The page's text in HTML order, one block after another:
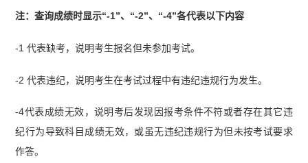
注：查询成绩时显示“-1”、“-2”、“-4”各代表以下内容
-1 代表缺考，说明考生报名但未参加考试。
-2 代表违纪，说明考生在考试过程中有违纪违规行为发生。
-4代表成绩无效，说明考后发现因报考条件不符或者存在其它违
纪行为导致科目成绩无效，或虽无违纪违规行为但未按考试要求
作答。